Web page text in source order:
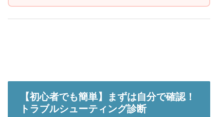
【初心者でも簡単】まずは自分で確認！
トラブルシューティング診断